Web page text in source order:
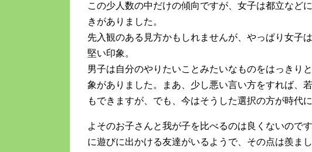
この少人数の中だけの傾向ですが、女子は都立など
きがありました。
先入観のある見方かもしれませんが、やっぱり女子
堅い印象。
男子は自分のやりたいことみたいなものをはっきり
象がありました。まあ、少し悪い言い方をすれば、
もできますが、でも、今はそうした選択の方が時代
よそのお子さんと我が子を比べるのは良くないので
に遊びに出かける友達がいるようで、その点は羨ま